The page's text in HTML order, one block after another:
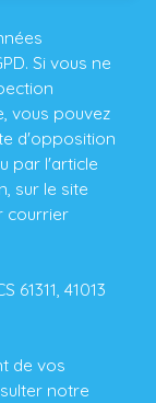
Si vous ne
vous pouvez
d'opposition
par l'article
sur le site
courrier
61311, 41013
de vos
notre